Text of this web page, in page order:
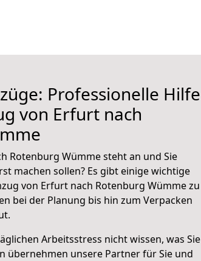
Professionelle Hilfe
von Erfurt nach
Rotenburg Wümme steht an und Sie
machen sollen? Es gibt einige wichtige
von Erfurt nach Rotenburg Wümme zu
bei der Planung bis hin zum Verpacken
Arbeitsstress nicht wissen, was Sie
übernehmen unsere Partner für Sie und